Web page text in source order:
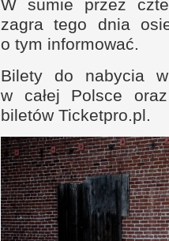
W sumie przez
zagra tego dnia
o tym informować.
Bilety do nabycia
w całej Pol­sce
biletów Tic​ket​pro​.pl.